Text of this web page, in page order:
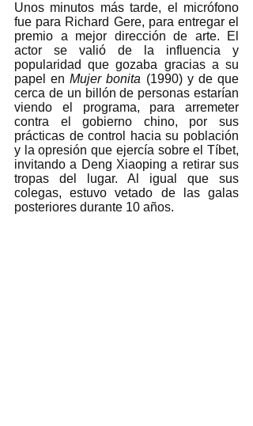
Unos minutos más tarde, el micrófono
fue para Richard Gere, para entregar el
premio a mejor dirección de arte. El
actor se valió de la influencia y
popularidad que gozaba gracias a su
papel en Mujer bonita (1990) y de que
cerca de un billón de personas estarían
viendo el programa, para arremeter
contra el gobierno chino, por sus
prácticas de control hacia su población
y la opresión que ejercía sobre el Tíbet,
invitando a Deng Xiaoping a retirar sus
tropas del lugar. Al igual que sus
colegas, estuvo vetado de las galas
posteriores durante 10 años.